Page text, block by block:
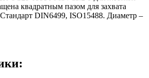
квадратным пазом для захвата
DIN6499, ISO15488. Диаметр –